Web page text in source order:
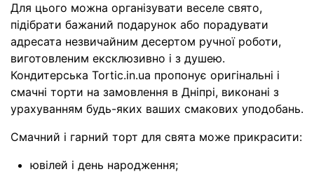
Для цього можна організувати веселе свято,
підібрати бажаний подарунок або порадувати
адресата незвичайним десертом ручної роботи,
виготовленим ексклюзивно і з душею.
Кондитерська Tortic.in.ua пропонує оригінальні і
смачні торти на замовлення в Дніпрі, виконані з
урахуванням будь-яких ваших смакових уподобань.
Смачний і гарний торт для свята може прикрасити:
ювілей і день народження;